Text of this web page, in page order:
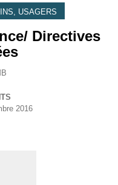
USAGERS
Directives
2016